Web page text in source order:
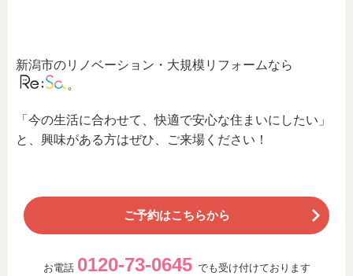
新潟市のリノベーション・大規模リフォームなら
。
「今の生活に合わせて、快適で安心な住まいにしたい」
と、興味がある方はぜひ、ご来場ください！
ご予約はこちらから
お電話 0120-73-0645 でも受け付けております